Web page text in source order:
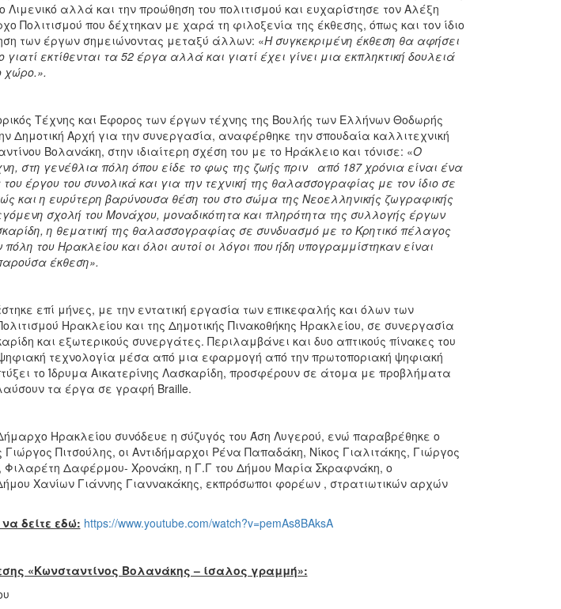
Λιμενικό αλλά και την προώθηση του πολιτισμού και ευχαρίστησε τον Αλέξη
Πολιτισμού που δέχτηκαν με χαρά τη φιλοξενία της έκθεσης, όπως και τον ίδιο
των έργων σημειώνοντας μεταξύ άλλων: «Η συγκεκριμένη έκθεση θα αφήσει
εκτίθενται τα 52 έργα αλλά και γιατί έχει γίνει μια εκπληκτική δουλειά
χώρο.».
Τέχνης και Έφορος των έργων τέχνης της Βουλής των Ελλήνων Θοδωρής
Δημοτική Αρχή για την συνεργασία, αναφέρθηκε την σπουδαία καλλιτεχνική
Βολανάκη, στην ιδιαίτερη σχέση του με το Ηράκλειο και τόνισε: «Ο
στη γενέθλια πόλη όπου είδε το φως της ζωής πριν από 187 χρόνια είναι ένα
έργου του συνολικά και για την τεχνική της θαλασσογραφίας με τον ίδιο σε
και η ευρύτερη βαρύνουσα θέση του στο σώμα της Νεοελληνικής ζωγραφικής
σχολή του Μονάχου, μοναδικότητα και πληρότητα της συλλογής έργων
η θεματική της θαλασσογραφίας σε συνδυασμό με το Κρητικό πέλαγος
του Ηρακλείου και όλοι αυτοί οι λόγοι που ήδη υπογραμμίστηκαν είναι
έκθεση».
επί μήνες, με την εντατική εργασία των επικεφαλής και όλων των
Ηρακλείου και της Δημοτικής Πινακοθήκης Ηρακλείου, σε συνεργασία
και εξωτερικούς συνεργάτες. Περιλαμβάνει και δυο απτικούς πίνακες του
τεχνολογία μέσα από μια εφαρμογή από την πρωτοποριακή ψηφιακή
το Ίδρυμα Αικατερίνης Λασκαρίδη, προσφέρουν σε άτομα με προβλήματα
τα έργα σε γραφή Braille.
Ηρακλείου συνόδευε η σύζυγός του Άση Λυγερού, ενώ παραβρέθηκε ο
Πιτσούλης, οι Αντιδήμαρχοι Ρένα Παπαδάκη, Νίκος Γιαλιτάκης, Γιώργος
Φιλαρέτη Δαφέρμου- Χρονάκη, η Γ.Γ του Δήμου Μαρία Σκραφνάκη, ο
Χανίων Γιάννης Γιαννακάκης, εκπρόσωποι φορέων , στρατιωτικών αρχών
δείτε εδώ: https://www.youtube.com/watch?v=pemAs8BAksA
«Κωνσταντίνος Βολανάκης – ίσαλος γραμμή»: